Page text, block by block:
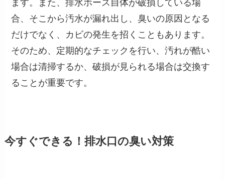
ます。また、排水ホース自体が破損している場
合、そこから汚水が漏れ出し、臭いの原因となる
だけでなく、カビの発生を招くこともあります。
そのため、定期的なチェックを行い、汚れが酷い
場合は清掃するか、破損が見られる場合は交換す
ることが重要です。
今すぐできる！排水口の臭い対策